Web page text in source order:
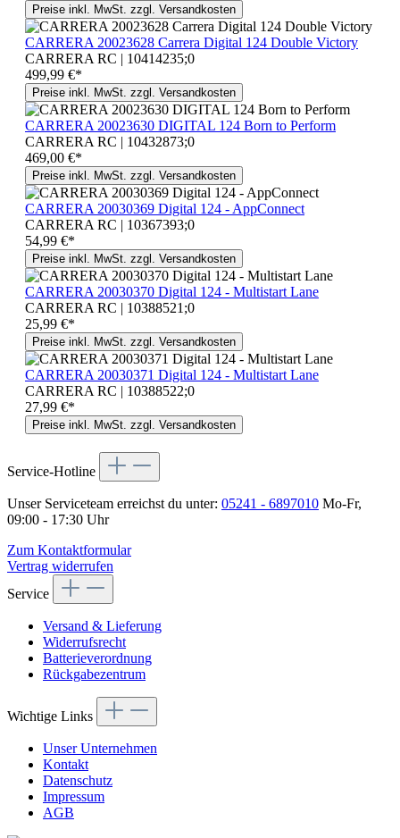
Preise inkl. MwSt. zzgl. Versandkosten
CARRERA 20023628 Carrera Digital 124 Double Victory
CARRERA RC | 10414235;0
499,99 €*
Preise inkl. MwSt. zzgl. Versandkosten
CARRERA 20023630 DIGITAL 124 Born to Perform
CARRERA RC | 10432873;0
469,00 €*
Preise inkl. MwSt. zzgl. Versandkosten
CARRERA 20030369 Digital 124 - AppConnect
CARRERA RC | 10367393;0
54,99 €*
Preise inkl. MwSt. zzgl. Versandkosten
CARRERA 20030370 Digital 124 - Multistart Lane
CARRERA RC | 10388521;0
25,99 €*
Preise inkl. MwSt. zzgl. Versandkosten
CARRERA 20030371 Digital 124 - Multistart Lane
CARRERA RC | 10388522;0
27,99 €*
Preise inkl. MwSt. zzgl. Versandkosten
Service-Hotline
Unser Serviceteam erreichst du unter: 05241 - 6897010 Mo-Fr,
09:00 - 17:30 Uhr
Zum Kontaktformular
Vertrag widerrufen
Service
Versand & Lieferung
Widerrufsrecht
Batterieverordnung
Rückgabezentrum
Wichtige Links
Unser Unternehmen
Kontakt
Datenschutz
Impressum
AGB